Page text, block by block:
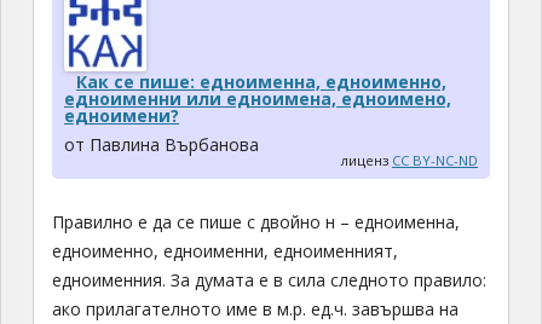
Как се пише: едноименна, едноименно,
едноименни или едноимена, едноимено,
едноимени?
от Павлина Върбанова
лиценз CC BY-NC-ND
Правилно е да се пише с двойно н – едноименна,
едноименно, едноименни, едноименният,
едноименния. За думата е в сила следното правило:
ако прилагателното име в м.р. ед.ч. завършва на